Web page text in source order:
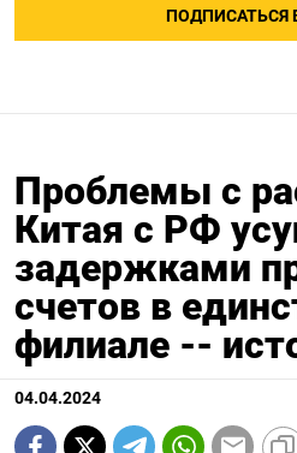
ПОДПИСАТЬСЯ В
Проблемы с
Китая с РФ
задержками
счетов в
филиале --
04.04.2024